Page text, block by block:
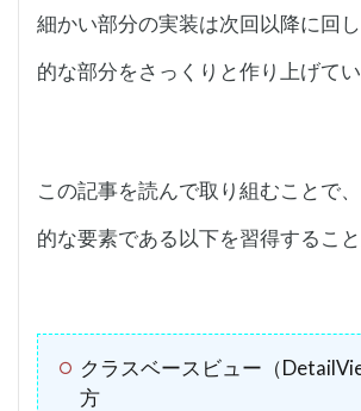
細かい部分の実装は次回以降に回
的な部分をさっくりと作り上げて
この記事を読んで取り組むことで
的な要素である以下を習得すること
クラスベースビュー（
方